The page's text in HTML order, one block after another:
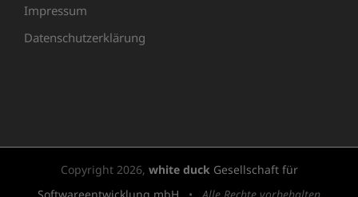
Impressum
Datenschutzerklärung
Copyright 2026, white duckGesellschaft für